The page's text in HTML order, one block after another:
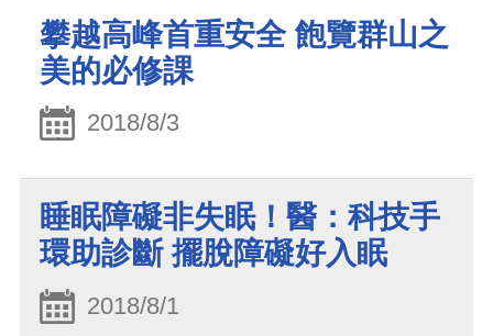
攀越高峰首重安全 飽覽群山之
美的必修課
2018/8/3
睡眠障礙非失眠！醫：科技手
環助診斷 擺脫障礙好入眠
2018/8/1